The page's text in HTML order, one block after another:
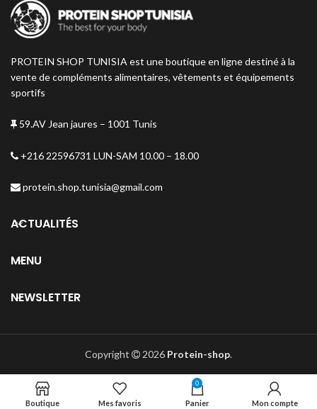
PROTEIN SHOP TUNISIA est une boutique en ligne destiné à la
vente de compléments alimentaires, vêtements et équipements
sportifs
59.AV Jean jaures – 1001 Tunis
+216 22596731 LUN-SAM 10.00 – 18.00
protein.shop.tunisia@gmail.com
ACTUALITÉS
MENU
NEWSLETTER
Copyright 2026 Protein-shop.
Boutique Mes favoris
0
Panier Mon compte